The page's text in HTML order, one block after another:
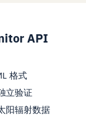
API
格式
立验证
阳辐射数据